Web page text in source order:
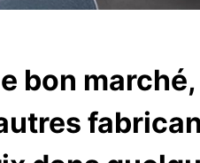
bon marché,